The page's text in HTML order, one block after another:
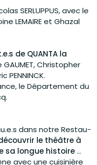
SERLUPPUS, avec le
LEMAIRE et Ghazal
de QUANTA la
GAUMET, Christopher
PENNINCK.
le Département du
dans notre Restau-
le théâtre à
sa longue histoire…
avec une cuisinière